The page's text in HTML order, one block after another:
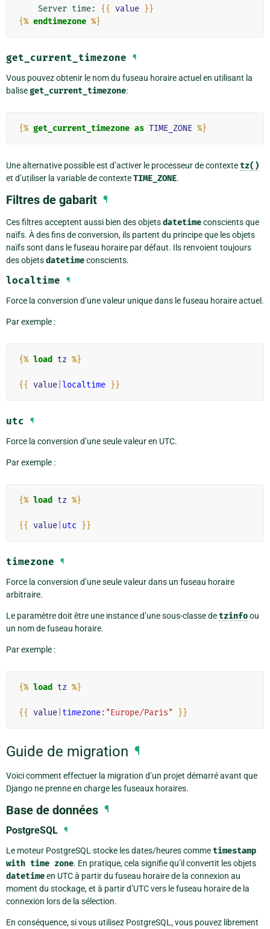
    Server time:
{{ value }}
{% endtimezone %}
get_current_timezone ¶
Vous pouvez obtenir le nom du fuseau horaire actuel en utilisant la
baliseget_current_timezone:
{% get_current_timezone as TIME_ZONE %}
Une alternative possible est d’activer le processeur de contextetz()
et d’utiliser la variable de contexteTIME_ZONE.
Filtres de gabarit ¶
Ces filtres acceptent aussi bien des objetsdatetimeconscients que
naïfs. À des fins de conversion, ils partent du principe que les objets
naïfs sont dans le fuseau horaire par défaut. Ils renvoient toujours
des objetsdatetimeconscients.
localtime ¶
Force la conversion d’une valeur unique dans le fuseau horaire actuel.
Par exemple :
{% load tz %}
{{ value localtime }}
utc ¶
Force la conversion d’une seule valeur en UTC.
Par exemple :
{% load tz %}
{{ value utc }}
timezone ¶
Force la conversion d’une seule valeur dans un fuseau horaire
arbitraire.
Le paramètre doit être une instance d’une sous-classe detzinfoou
un nom de fuseau horaire.
Par exemple :
{% load tz %}
{{ value timezone:"Europe/Paris" }}
Guide de migration ¶
Voici comment effectuer la migration d’un projet démarré avant que
Django ne prenne en charge les fuseaux horaires.
Base de données ¶
PostgreSQL
¶
Le moteur PostgreSQL stocke les dates/heures commetimestamp
with time zone. En pratique, cela signifie qu’il convertit les objets
datetimeen UTC à partir du fuseau horaire de la connexion au
moment du stockage, et à partir d’UTC vers le fuseau horaire de la
connexion lors de la sélection.
En conséquence, si vous utilisez PostgreSQL, vous pouvez librement